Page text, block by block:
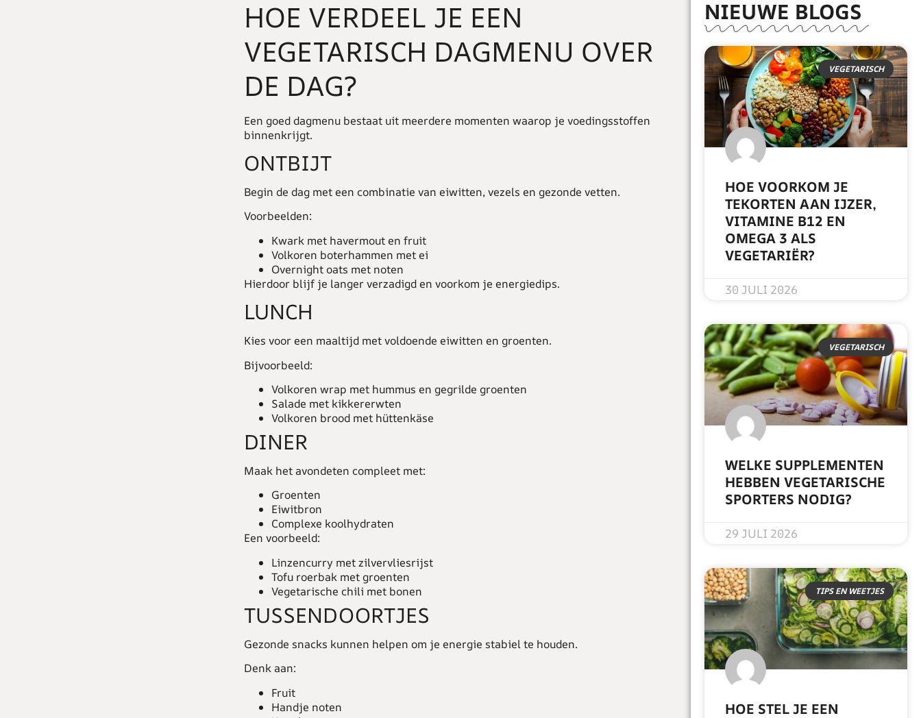
HOE VERDEEL JE EEN
VEGETARISCH DAGMENU OVER
DE DAG?
Een goed dagmenu bestaat uit meerdere momenten waarop je voedingsstoffen
binnenkrijgt.
ONTBIJT
Begin de dag met een combinatie van eiwitten, vezels en gezonde vetten.
Voorbeelden:
Kwark met havermout en fruit
Volkoren boterhammen met ei
Overnight oats met noten
Hierdoor blijf je langer verzadigd en voorkom je energiedips.
LUNCH
Kies voor een maaltijd met voldoende eiwitten en groenten.
Bijvoorbeeld:
Volkoren wrap met hummus en gegrilde groenten
Salade met kikkererwten
Volkoren brood met hüttenkäse
DINER
Maak het avondeten compleet met:
Groenten
Eiwitbron
Complexe koolhydraten
Een voorbeeld:
Linzencurry met zilvervliesrijst
Tofu roerbak met groenten
Vegetarische chili met bonen
TUSSENDOORTJES
Gezonde snacks kunnen helpen om je energie stabiel te houden.
Denk aan:
Fruit
Handje noten
NIEUWE BLOGS
VEGETARISCH
HOE VOORKOM JE
TEKORTEN AAN IJZER,
VITAMINE B12 EN
OMEGA 3 ALS
VEGETARIËR?
30 JULI 2026
VEGETARISCH
WELKE SUPPLEMENTEN
HEBBEN VEGETARISCHE
SPORTERS NODIG?
29 JULI 2026
TIPS EN WEETJES
HOE STEL JE EEN